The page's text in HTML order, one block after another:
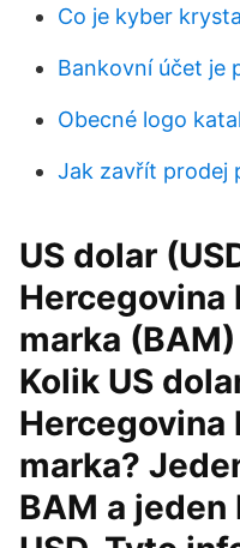
Co je kyber
Bankovní účet je
Obecné logo
Jak zavřít prodej
US dolar
marka
Kolik US
marka?
BAM a jeden